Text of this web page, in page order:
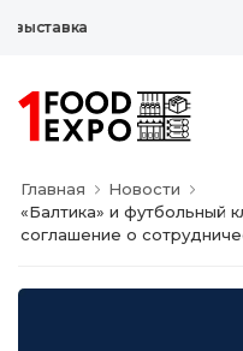
Главная
Новости
«Балтика» и футбольный
соглашение о